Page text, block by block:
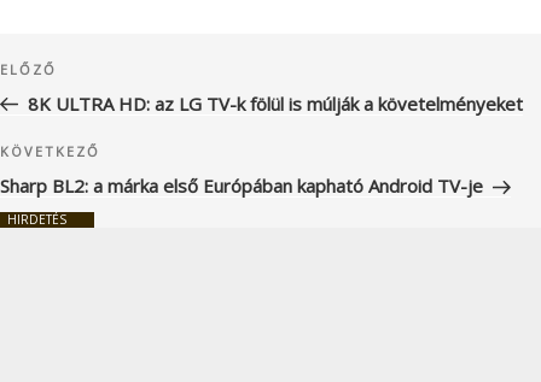
navigáció
Korábbi
bejegyzés
ELŐZŐ
8K ULTRA HD: az LG TV-k fölül is múlják a követelményeket
Következő
bejegyzés
KÖVETKEZŐ
Sharp BL2: a márka első Európában kapható Android TV-je
HIRDETÉS